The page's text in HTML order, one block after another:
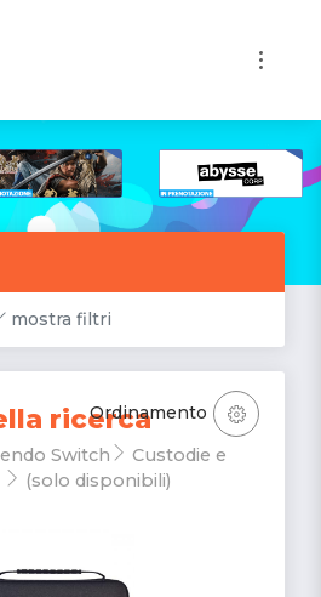
mostra filtri
ricerca
Switch
Custodie e
(solo disponibili)
Ordinamento